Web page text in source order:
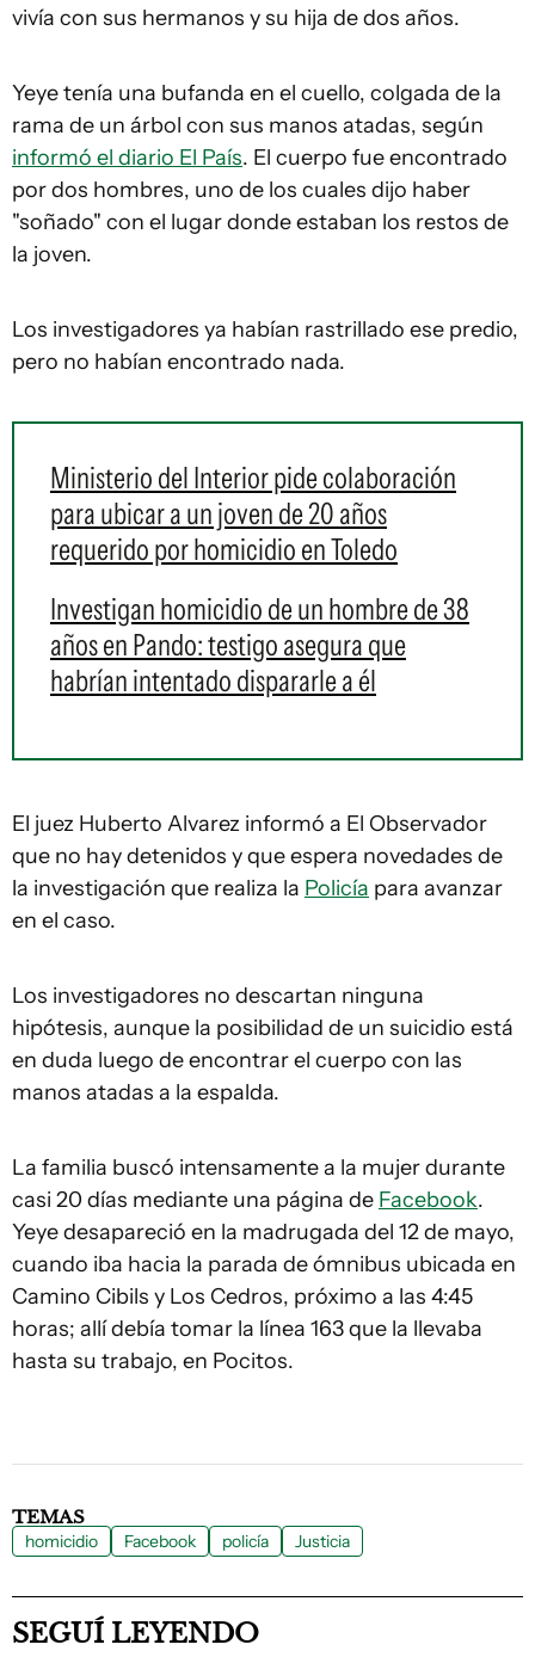
vivía con sus hermanos y su hija de dos años.
Yeye tenía una bufanda en el cuello, colgada de la
rama de un árbol con sus manos atadas, según
informó el diario El País. El cuerpo fue encontrado
por dos hombres, uno de los cuales dijo haber
"soñado" con el lugar donde estaban los restos de
la joven.
Los investigadores ya habían rastrillado ese predio,
pero no habían encontrado nada.
Ministerio del Interior pide colaboración
para ubicar a un joven de 20 años
requerido por homicidio en Toledo
Investigan homicidio de un hombre de 38
años en Pando: testigo asegura que
habrían intentado dispararle a él
El juez Huberto Alvarez informó a El Observador
que no hay detenidos y que espera novedades de
la investigación que realiza la Policía para avanzar
en el caso.
Los investigadores no descartan ninguna
hipótesis, aunque la posibilidad de un suicidio está
en duda luego de encontrar el cuerpo con las
manos atadas a la espalda.
La familia buscó intensamente a la mujer durante
casi 20 días mediante una página de Facebook.
Yeye desapareció en la madrugada del 12 de mayo,
cuando iba hacia la parada de ómnibus ubicada en
Camino Cibils y Los Cedros, próximo a las 4:45
horas; allí debía tomar la línea 163 que la llevaba
hasta su trabajo, en Pocitos.
TEMAS
homicidio Facebook policía Justicia
SEGUÍ LEYENDO